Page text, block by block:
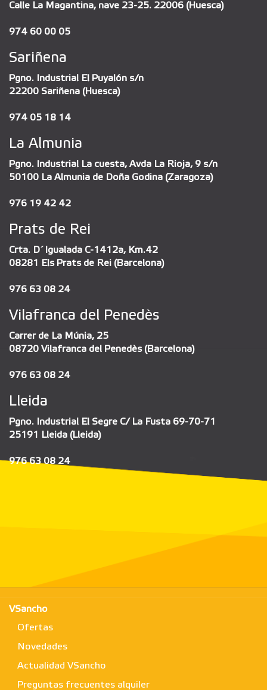
Calle La Magantina, nave 23-25. 22006 (Huesca)
974 60 00 05
Sariñena
Pgno. Industrial El Puyalón s/n
22200 Sariñena (Huesca)
974 05 18 14
La Almunia
Pgno. Industrial La cuesta, Avda La Rioja, 9 s/n
50100 La Almunia de Doña Godina (Zaragoza)
976 19 42 42
Prats de Rei
Crta. D´Igualada C-1412a, Km.42
08281 Els Prats de Rei (Barcelona)
976 63 08 24
Vilafranca del Penedès
Carrer de La Múnia, 25
08720 Vilafranca del Penedès (Barcelona)
976 63 08 24
Lleida
Pgno. Industrial El Segre C/ La Fusta 69-70-71
25191 Lleida (Lleida)
976 63 08 24
VSancho
Ofertas
Novedades
Actualidad VSancho
Preguntas frecuentes alquiler